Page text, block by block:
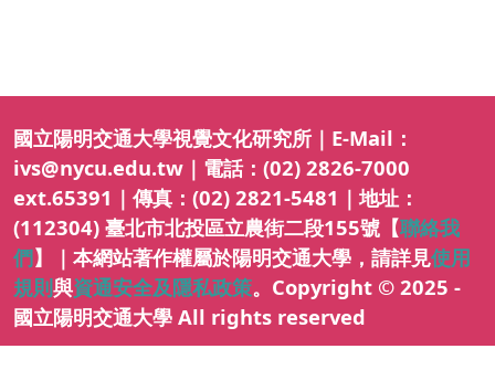
國立陽明交通大學視覺文化研究所｜E-Mail：
ivs@nycu.edu.tw｜電話：(02) 2826-7000
ext.65391｜傳真：(02) 2821-5481｜地址：
(112304) 臺北市北投區立農街二段155號【聯絡我
們】｜本網站著作權屬於陽明交通大學，請詳見使用
規則與資通安全及隱私政策。Copyright © 2025 -
國立陽明交通大學 All rights reserved